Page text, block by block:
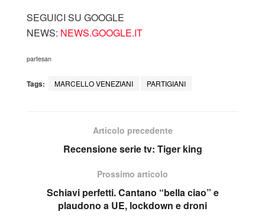
SEGUICI SU GOOGLE
NEWS: NEWS.GOOGLE.IT
partesan
Tags: MARCELLO VENEZIANI PARTIGIANI
Articolo precedente
Recensione serie tv: Tiger king
Prossimo articolo
Schiavi perfetti. Cantano “bella ciao” e
plaudono a UE, lockdown e droni